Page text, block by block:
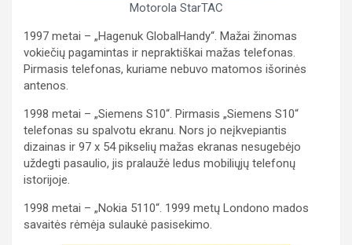
Motorola StarTAC
1997 metai – „Hagenuk GlobalHandy“. Mažai žinomas
vokiečių pagamintas ir nepraktiškai mažas telefonas.
Pirmasis telefonas, kuriame nebuvo matomos išorinės
antenos.
1998 metai – „Siemens S10“. Pirmasis „Siemens S10“
telefonas su spalvotu ekranu. Nors jo neįkvepiantis
dizainas ir 97 x 54 pikselių mažas ekranas nesugebėjo
uždegti pasaulio, jis pralaužė ledus mobiliųjų telefonų
istorijoje.
1998 metai – „Nokia 5110“. 1999 metų Londono mados
savaitės rėmėja sulaukė pasisekimo.